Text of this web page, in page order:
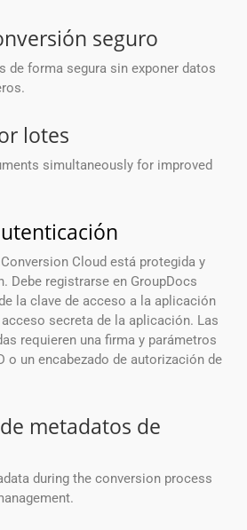
seguro
de forma segura sin exponer datos
lotes
simultaneously for improved
Cloud está protegida y
Debe registrarse en GroupDocs
la clave de acceso a la aplicación
secreta de la aplicación. Las
requieren una firma y parámetros
o un encabezado de autorización de
metadatos de
during the conversion process